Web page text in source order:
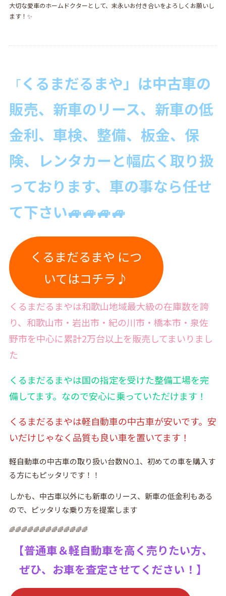
大切な愛車のホームドクターとして、末永いお付き合いをよろしくお願いし
ます！✨
「くるまだるまや」は中古車の
販売、新車のリース、新車の低
金利、車検、整備、板金、保
険、レンタカーと幅広く取り扱
っております、車の事なら任せ
て下さい🚙🚙🚙🚙
くるまだるまや につ
いてはコチラ♪
くるまだるまやは和歌山地域最大級の在庫数を誇
り、和歌山市・岩出市・紀の川市・橋本市・泉佐
野市を中心に累計2万台以上を販売してまいりまし
た
くるまだるまやは国の指定を受けた整備工場を完
備してます。なので安心に乗っていただけます！
くるまだるまやは軽自動車の中古車が安いです。安
いだけじゃなく品質も良い車を置いてます！
軽自動車の中古車の取り扱い台数NO.1、初めての車を購入す
る方にもピッタリです！！
しかも、中古車以外にも新車のリース、新車の低金利もある
ので、ピッタリな乗り方を提案します
🌈🌈🌈🌈🌈🌈🌈🌈🌈🌈🌈🌈🌈
【普通車＆軽自動車を高く売りたい方、
ぜひ、お車を査定させてください！】